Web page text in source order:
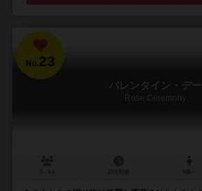
No.23
バレンタイン・デー
Rose Ceremony